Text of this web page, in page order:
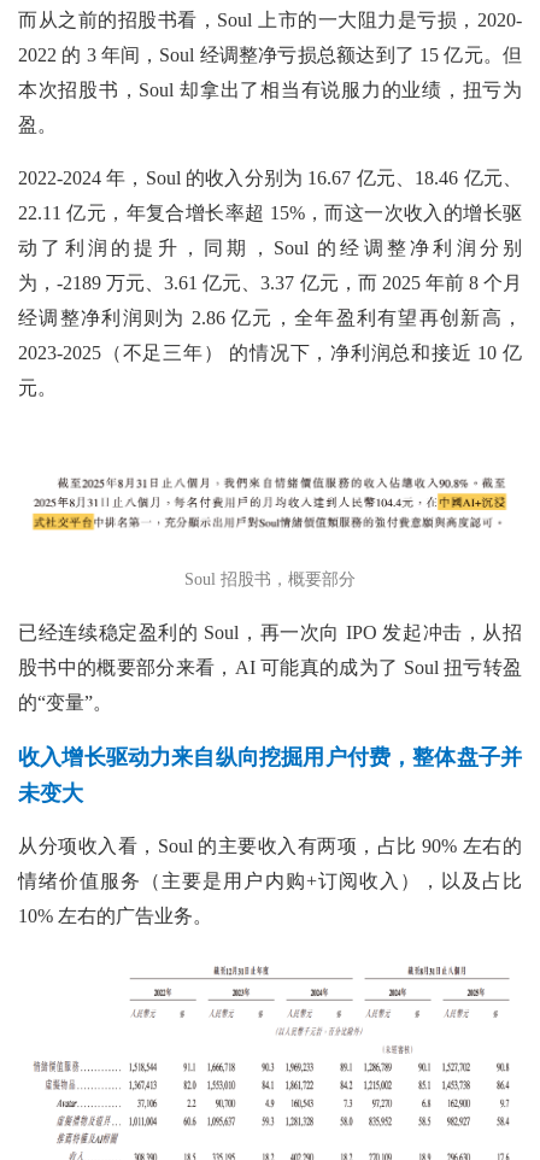
而从之前的招股书看，Soul 上市的一大阻力是亏损，2020-
2022 的 3 年间，Soul 经调整净亏损总额达到了 15 亿元。但
本次招股书，Soul 却拿出了相当有说服力的业绩，扭亏为
盈。
2022-2024 年，Soul 的收入分别为 16.67 亿元、18.46 亿元、
22.11 亿元，年复合增长率超 15%，而这一次收入的增长驱
动了利润的提升，同期，Soul 的经调整净利润分别
为，-2189 万元、3.61 亿元、3.37 亿元，而 2025 年前 8 个月
经调整净利润则为 2.86 亿元，全年盈利有望再创新高，
2023-2025（不足三年） 的情况下，净利润总和接近 10 亿
元。
Soul 招股书，概要部分
已经连续稳定盈利的 Soul，再一次向 IPO 发起冲击，从招
股书中的概要部分来看，AI 可能真的成为了 Soul 扭亏转盈
的“变量”。
收入增长驱动力来自纵向挖掘用户付费，整体盘子并
未变大
从分项收入看，Soul 的主要收入有两项，占比 90% 左右的
情绪价值服务（主要是用户内购+订阅收入），以及占比
10% 左右的广告业务。